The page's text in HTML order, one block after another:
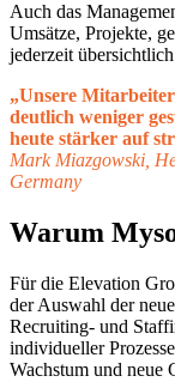
Auch das
Umsätze, Projekte,
jederzeit
„Unsere
deutlich weniger
heute stärker auf
Mark Miazgowski,
Germany
Warum
Für die Elevation
der Auswahl der
Recruiting- und
individueller
Wachstum und neue